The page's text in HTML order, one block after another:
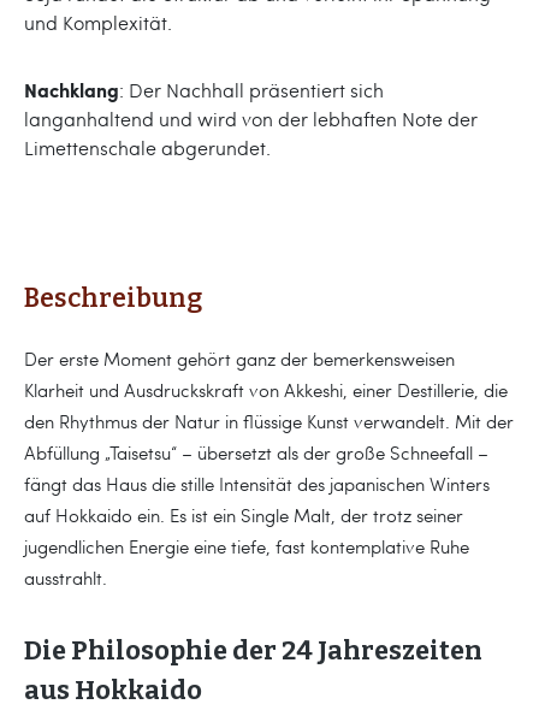
und Komplexität.
Nachklang: Der Nachhall präsentiert sich
langanhaltend und wird von der lebhaften Note der
Limettenschale abgerundet.
Beschreibung
Der erste Moment gehört ganz der bemerkensweisen
Klarheit und Ausdruckskraft von Akkeshi, einer Destillerie, die
den Rhythmus der Natur in flüssige Kunst verwandelt. Mit der
Abfüllung „Taisetsu“ – übersetzt als der große Schneefall –
fängt das Haus die stille Intensität des japanischen Winters
auf Hokkaido ein. Es ist ein Single Malt, der trotz seiner
jugendlichen Energie eine tiefe, fast kontemplative Ruhe
ausstrahlt.
Die Philosophie der 24 Jahreszeiten
aus Hokkaido